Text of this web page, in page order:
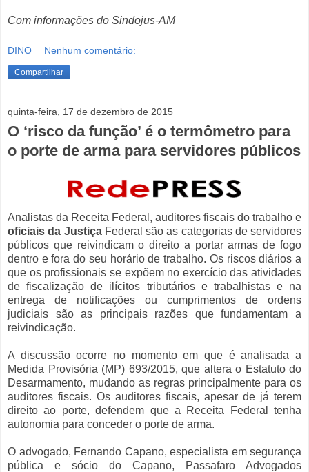
Com informações do Sindojus-AM
DINO Nenhum comentário:
Compartilhar
quinta-feira, 17 de dezembro de 2015
O ‘risco da função’ é o termômetro para
o porte de arma para servidores públicos
Analistas da Receita Federal, auditores fiscais do trabalho e
oficiais da JustiçaFederal são as categorias de servidores
públicos que reivindicam o direito a portar armas de fogo
dentro e fora do seu horário de trabalho. Os riscos diários a
que os profissionais se expõem no exercício das atividades
de fiscalização de ilícitos tributários e trabalhistas e na
entrega de notificações ou cumprimentos de ordens
judiciais são as principais razões que fundamentam a
reivindicação.
A discussão ocorre no momento em que é analisada a
Medida Provisória (MP) 693/2015, que altera o Estatuto do
Desarmamento, mudando as regras principalmente para os
auditores fiscais. Os auditores fiscais, apesar de já terem
direito ao porte, defendem que a Receita Federal tenha
autonomia para conceder o porte de arma.
O advogado, Fernando Capano, especialista em segurança
pública e sócio do Capano, Passafaro Advogados